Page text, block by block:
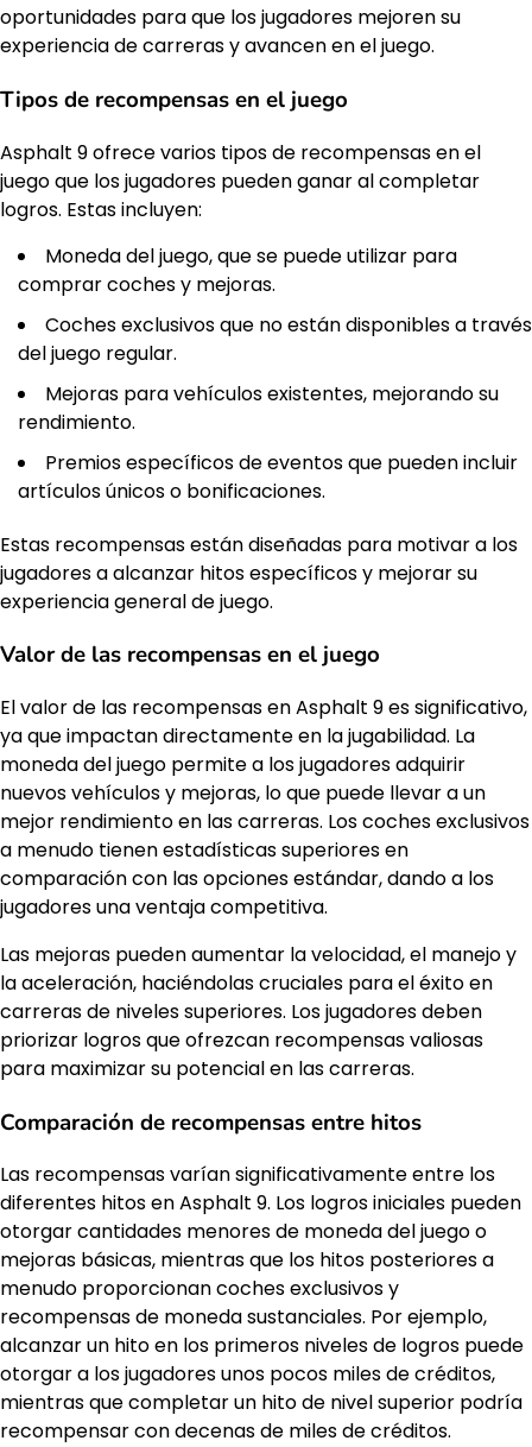
oportunidades para que los jugadores mejoren su
experiencia de carreras y avancen en el juego.
Tipos de recompensas en el juego
Asphalt 9 ofrece varios tipos de recompensas en el
juego que los jugadores pueden ganar al completar
logros. Estas incluyen:
Moneda del juego, que se puede utilizar para
comprar coches y mejoras.
Coches exclusivos que no están disponibles a través
del juego regular.
Mejoras para vehículos existentes, mejorando su
rendimiento.
Premios específicos de eventos que pueden incluir
artículos únicos o bonificaciones.
Estas recompensas están diseñadas para motivar a los
jugadores a alcanzar hitos específicos y mejorar su
experiencia general de juego.
Valor de las recompensas en el juego
El valor de las recompensas en Asphalt 9 es significativo,
ya que impactan directamente en la jugabilidad. La
moneda del juego permite a los jugadores adquirir
nuevos vehículos y mejoras, lo que puede llevar a un
mejor rendimiento en las carreras. Los coches exclusivos
a menudo tienen estadísticas superiores en
comparación con las opciones estándar, dando a los
jugadores una ventaja competitiva.
Las mejoras pueden aumentar la velocidad, el manejo y
la aceleración, haciéndolas cruciales para el éxito en
carreras de niveles superiores. Los jugadores deben
priorizar logros que ofrezcan recompensas valiosas
para maximizar su potencial en las carreras.
Comparación de recompensas entre hitos
Las recompensas varían significativamente entre los
diferentes hitos en Asphalt 9. Los logros iniciales pueden
otorgar cantidades menores de moneda del juego o
mejoras básicas, mientras que los hitos posteriores a
menudo proporcionan coches exclusivos y
recompensas de moneda sustanciales. Por ejemplo,
alcanzar un hito en los primeros niveles de logros puede
otorgar a los jugadores unos pocos miles de créditos,
mientras que completar un hito de nivel superior podría
recompensar con decenas de miles de créditos.